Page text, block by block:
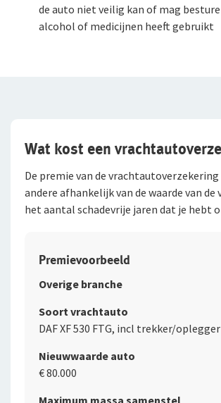
Vacatures
Privacyverklaring sollicitanten
Jaarverslag
de auto niet veilig kan of mag
alcohol of medicijnen heeft gebruikt
Wat kost een
De premie van de
andere afhankelijk van de waarde van
het aantal schadevrije jaren dat je hebt
Premievoorbeeld
Overige branche
Soort vrachtauto
DAF XF 530 FTG, incl trekker/
Nieuwwaarde auto
€ 80.000